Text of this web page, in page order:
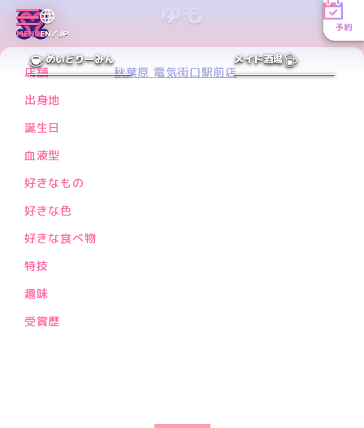
MENUEN／JP
予約
めいどりーみん メイド酒場
ゆも
PREV
NEXT
店舗
秋葉原 電気街口駅前店
出身地
誕生日
血液型
好きなもの
好きな色
好きな食べ物
特技
趣味
受賞歴